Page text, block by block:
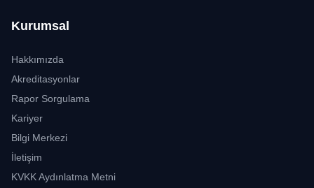
Kurumsal
Hakkımızda
Akreditasyonlar
Rapor Sorgulama
Kariyer
Bilgi Merkezi
İletişim
KVKK Aydınlatma Metni